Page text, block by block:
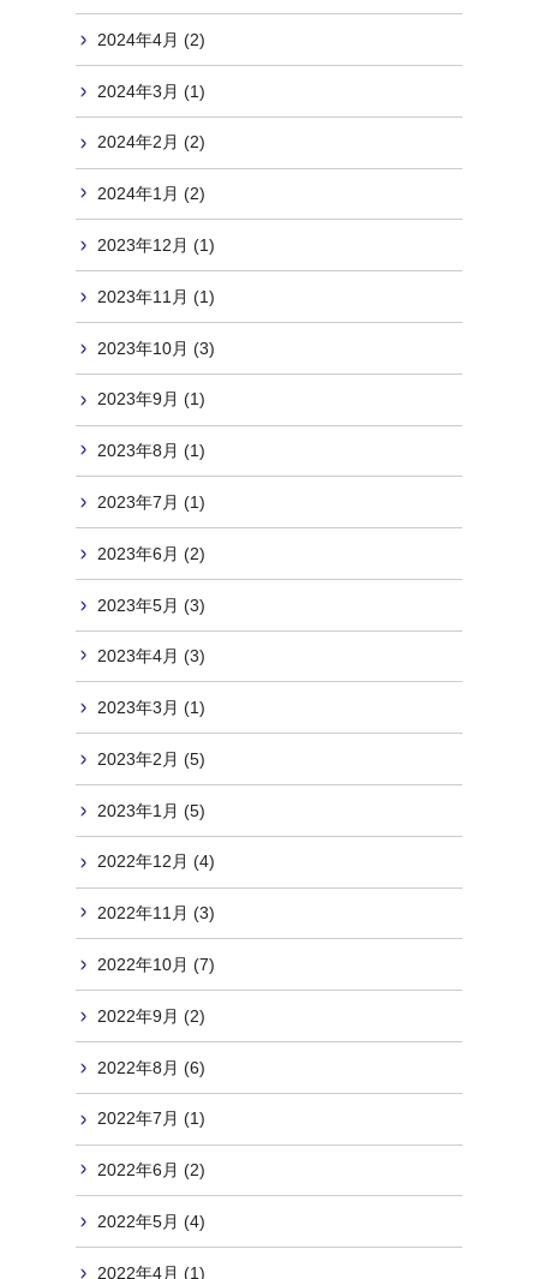
2024年4月 (2)
2024年3月 (1)
2024年2月 (2)
2024年1月 (2)
2023年12月 (1)
2023年11月 (1)
2023年10月 (3)
2023年9月 (1)
2023年8月 (1)
2023年7月 (1)
2023年6月 (2)
2023年5月 (3)
2023年4月 (3)
2023年3月 (1)
2023年2月 (5)
2023年1月 (5)
2022年12月 (4)
2022年11月 (3)
2022年10月 (7)
2022年9月 (2)
2022年8月 (6)
2022年7月 (1)
2022年6月 (2)
2022年5月 (4)
2022年4月 (1)